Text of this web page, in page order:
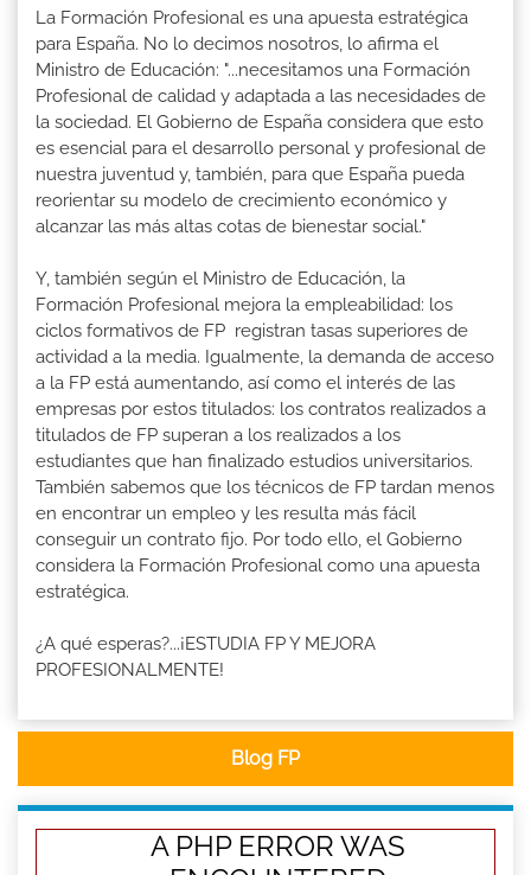
La Formación Profesional es una apuesta estratégica
para España. No lo decimos nosotros, lo afirma el
Ministro de Educación: "...necesitamos una Formación
Profesional de calidad y adaptada a las necesidades de
la sociedad. El Gobierno de España considera que esto
es esencial para el desarrollo personal y profesional de
nuestra juventud y, también, para que España pueda
reorientar su modelo de crecimiento económico y
alcanzar las más altas cotas de bienestar social."
Y, también según el Ministro de Educación, la
Formación Profesional mejora la empleabilidad: los
ciclos formativos de FP registran tasas superiores de
actividad a la media. Igualmente, la demanda de acceso
a la FP está aumentando, así como el interés de las
empresas por estos titulados: los contratos realizados a
titulados de FP superan a los realizados a los
estudiantes que han finalizado estudios universitarios.
También sabemos que los técnicos de FP tardan menos
en encontrar un empleo y les resulta más fácil
conseguir un contrato fijo. Por todo ello, el Gobierno
considera la Formación Profesional como una apuesta
estratégica.
¿A qué esperas?...¡ESTUDIA FP Y MEJORA
PROFESIONALMENTE!
Blog FP
A PHP ERROR WAS